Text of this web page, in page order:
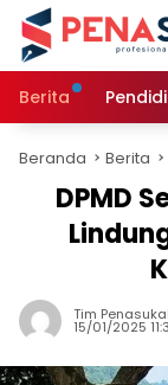
Langsung
konten
Berita
Beranda Berita
DPMD
Tim
15/01/2025